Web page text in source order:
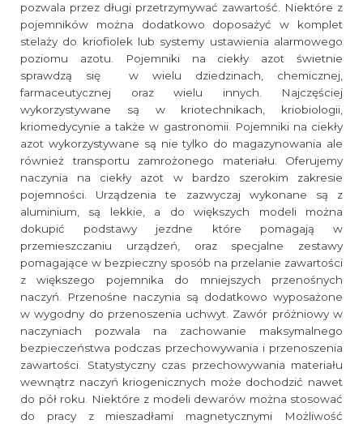
pozwala przez długi przetrzymywać zawartość. Niektóre z
pojemników można dodatkowo doposażyć w komplet
stelaży do kriofiolek lub systemy ustawienia alarmowego
poziomu azotu. Pojemniki na ciekły azot świetnie
sprawdzą się w wielu dziedzinach, chemicznej,
farmaceutycznej oraz wielu innych. Najczęściej
wykorzystywane są w kriotechnikach, kriobiologii,
kriomedycynie a także w gastronomii. Pojemniki na ciekły
azot wykorzystywane są nie tylko do magazynowania ale
również transportu zamrożonego materiału. Oferujemy
naczynia na ciekły azot w bardzo szerokim zakresie
pojemności. Urządzenia te zazwyczaj wykonane są z
aluminium, są lekkie, a do większych modeli można
dokupić podstawy jezdne które pomagają w
przemieszczaniu urządzeń, oraz specjalne zestawy
pomagające w bezpieczny sposób na przelanie zawartości
z większego pojemnika do mniejszych przenośnych
naczyń. Przenośne naczynia są dodatkowo wyposażone
w wygodny do przenoszenia uchwyt. Zawór próżniowy w
naczyniach pozwala na zachowanie maksymalnego
bezpieczeństwa podczas przechowywania i przenoszenia
zawartości. Statystyczny czas przechowywania materiału
wewnątrz naczyń kriogenicznych może dochodzić nawet
do pół roku. Niektóre z modeli dewarów można stosować
do pracy z mieszadłami magnetycznymi Możliwość